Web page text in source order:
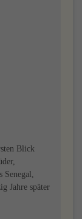
Blick
Senegal,
Jahre später